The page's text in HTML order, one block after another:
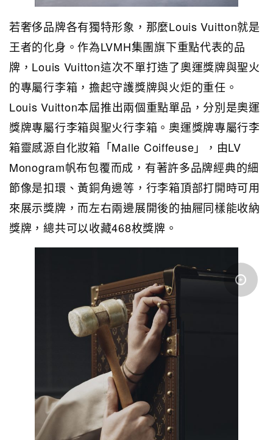
若奢侈品牌各有獨特形象，那麼Louis Vuitton就是
王者的化身。作為LVMH集團旗下重點代表的品
牌，Louis Vuitton這次不單打造了奧運獎牌與聖火
的專屬行李箱，擔起守護獎牌與火炬的重任。
Louis Vuitton本屆推出兩個重點單品，分別是奧運
獎牌專屬行李箱與聖火行李箱。奧運獎牌專屬行李
箱靈感源自化妝箱「Malle Coiffeuse」，由LV
Monogram帆布包覆而成，有著許多品牌經典的細
節像是扣環、黃銅角邊等，行李箱頂部打開時可用
來展示獎牌，而左右兩邊展開後的抽屜同樣能收納
獎牌，總共可以收藏468枚獎牌。